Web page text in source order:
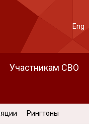
Участникам СВО
Eng
Рингтоны